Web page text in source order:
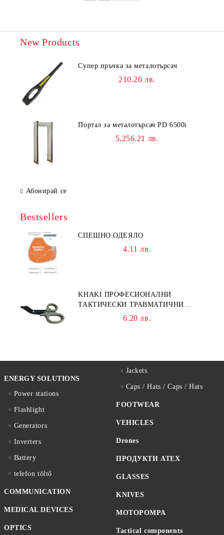
New Products
Супер пръчка за металотърсач
210.26 лв.
Портал за металотърсач PD 6500i
5,256.21 лв.
Абонирай се
Bestsellers
СПЕШНО ОДЕЯЛО
4.11 лв.
KHAKI ПРОФЕСИОНАЛНИ
ТАКТИЧЕСКИ ТРАВМАТИЧНИ
НОЖИЦИ НОЖИЦА
6.20 лв.
ENERGY SOLUTIONS
Power stations
Flashlight
Generators
Inverters
Battery
telefon töltő
COMMUNICATION
MEDICAL DEVICES
OPTICS
Jackets
Caps / Hats / Caps / Hats
FOOTWEAR
VEHICLES
Drones
ПРОДУКТИ ATEX
GLASSES
KNIVES
MOTOPOMPA
Tactical components